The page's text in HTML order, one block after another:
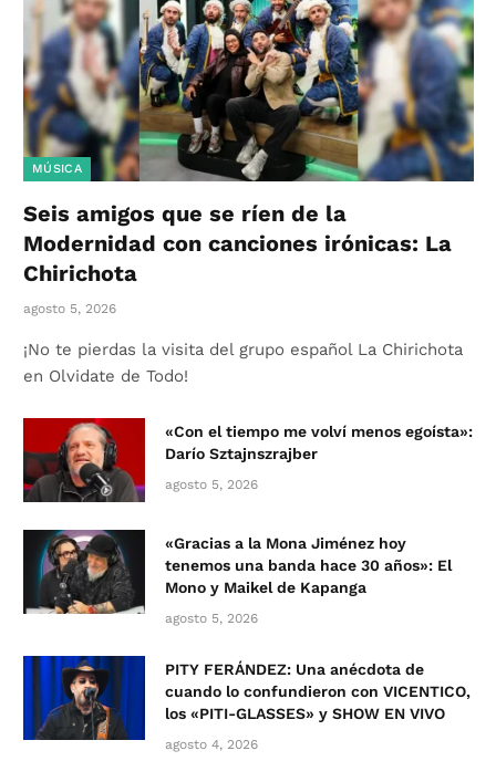
MÚSICA
Seis amigos que se ríen de la
Modernidad con canciones irónicas: La
Chirichota
agosto 5, 2026
¡No te pierdas la visita del grupo español La Chirichota
en Olvidate de Todo!
«Con el tiempo me volví menos egoísta»:
Darío Sztajnszrajber
agosto 5, 2026
«Gracias a la Mona Jiménez hoy
tenemos una banda hace 30 años»: El
Mono y Maikel de Kapanga
agosto 5, 2026
PITY FERÁNDEZ: Una anécdota de
cuando lo confundieron con VICENTICO,
los «PITI-GLASSES» y SHOW EN VIVO
agosto 4, 2026